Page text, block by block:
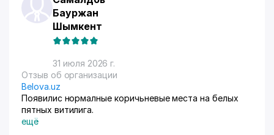
Бауржан
Шымкент
31 июля 2026 г.
Отзыв об организации
Belova.uz
Появилис нормалные коричьневые места на белых
пятных витилига.
ещё